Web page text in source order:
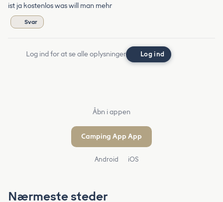
ist ja kostenlos was will man mehr
Svar
Log ind for at se alle oplysninger Log ind
Åbn i appen
Camping App App
Android iOS
Nærmeste steder